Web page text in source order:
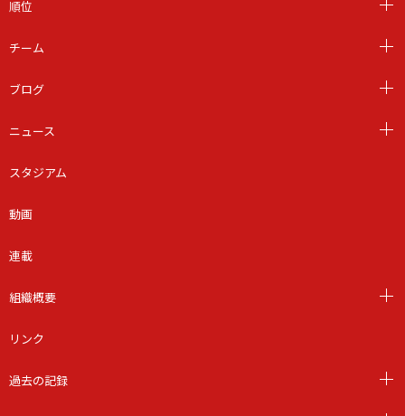
順位
チーム
ブログ
ニュース
スタジアム
動画
連載
組織概要
リンク
過去の記録